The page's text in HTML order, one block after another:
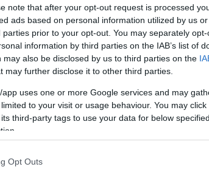
note that after your opt-out request is processed
ads based on personal information utilized by us
prior to your opt-out. You may separately
information by third parties on the IAB’s list of
also be disclosed by us to third parties on the
may further disclose it to other third parties.
uses one or more Google services and may
to your visit or usage behaviour. You may
third-party tags to use your data for below
Opt Outs
δραστηριότητας
THE